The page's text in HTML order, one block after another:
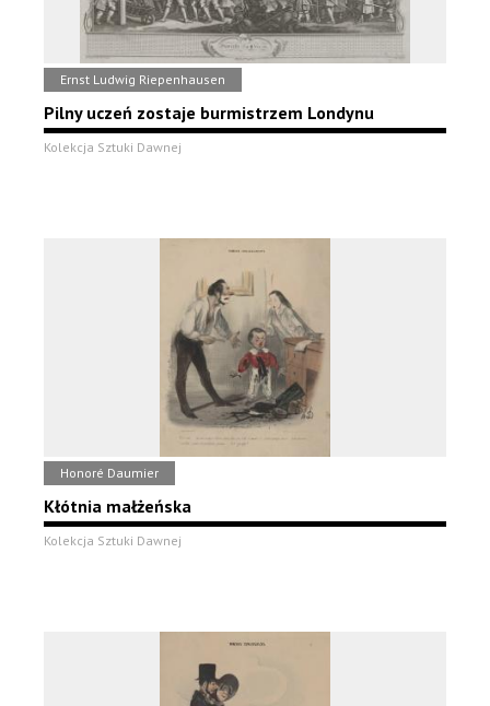
Ernst Ludwig Riepenhausen
Pilny uczeń zostaje burmistrzem Londynu
Kolekcja Sztuki Dawnej
Honoré Daumier
Kłótnia małżeńska
Kolekcja Sztuki Dawnej